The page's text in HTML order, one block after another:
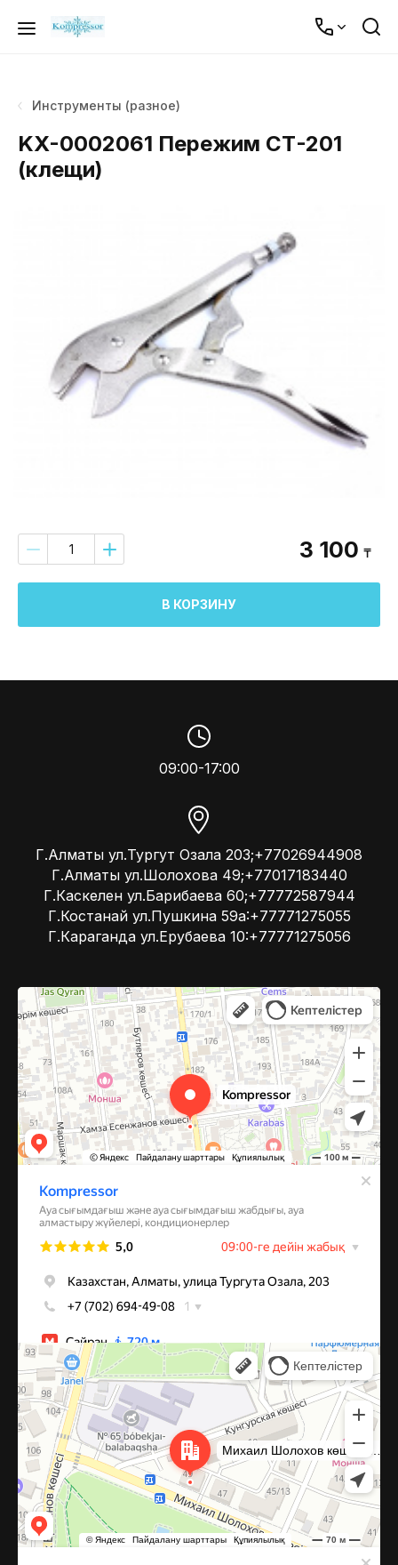
Инструменты (разное)
KX-0002061 Пережим СТ-201
(клещи)
3 100 ₸
В КОРЗИНУ
09:00-17:00
Г.Алматы ул.Тургут Озала 203;+77026944908
Г.Алматы ул.Шолохова 49;+77017183440
Г.Каскелен ул.Барибаева 60;+77772587944
Г.Костанай ул.Пушкина 59а:+77771275055
Г.Караганда ул.Ерубаева 10:+77771275056
Kompressor
Компрессоры и компрессорное оборудование в Алматы
Системы вентиляции в Алматы
Алматы
Улица Михаила Шолохова, 49 — Яндекс Карты